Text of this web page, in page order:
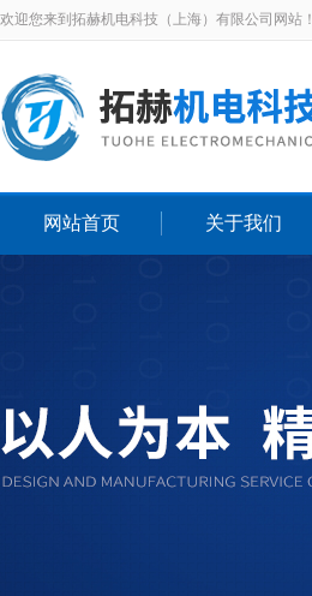
欢迎您来到拓赫机电科技（上海）有限公司网站！
网站首页 关于我们